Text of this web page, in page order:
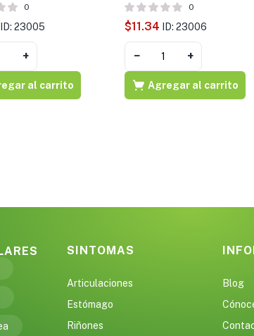
0
ID: 23005
+
al carrito
0
$11.34 ID: 23006
− +
Agregar al carrito
SINTOMAS
Articulaciones
Estómago
Riñones
Blog